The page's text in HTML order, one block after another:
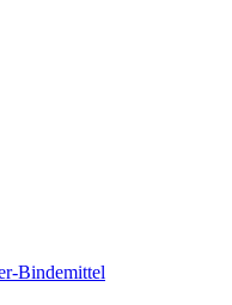
Bindemittel